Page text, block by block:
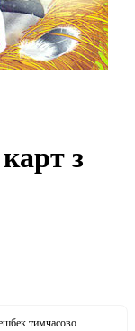
з
тимчасово